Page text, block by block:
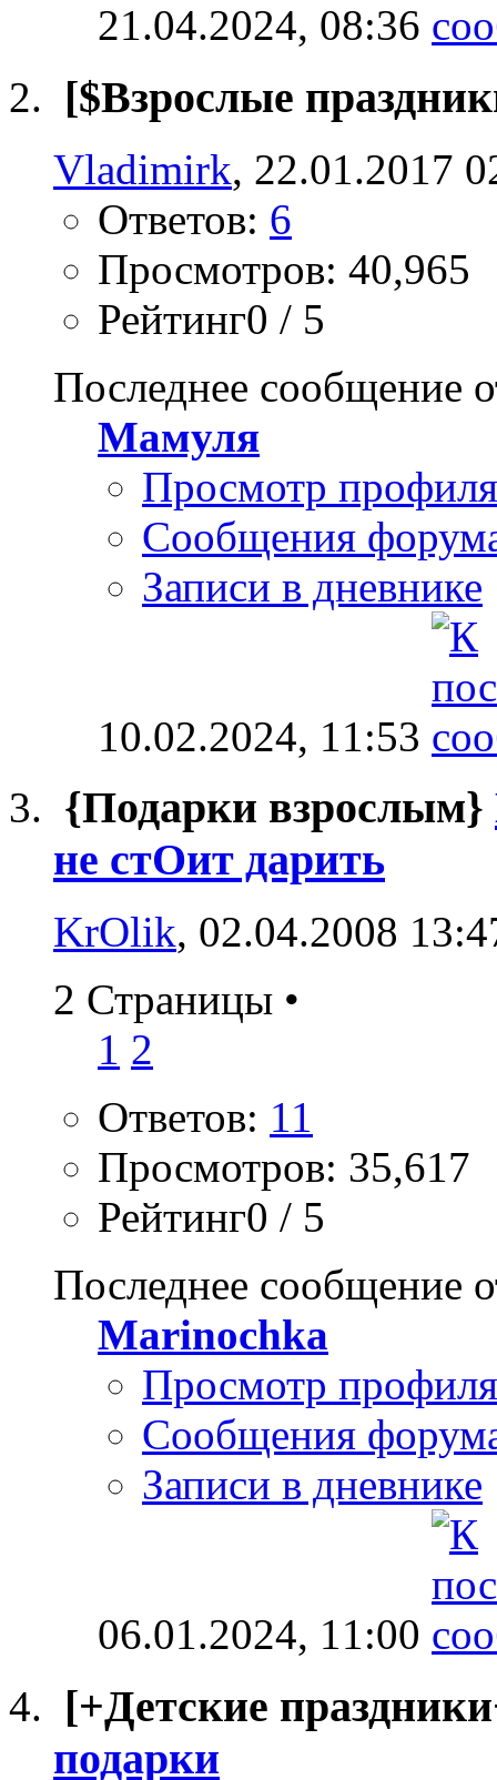
21.04.2024, 08:36
[$Взрослые
Vladimirk, 22.01.2017
Ответов: 6
Просмотров: 40,965
Рейтинг0 / 5
Последнее сообщение
Мамуля
Просмотр профиля
Сообщения
Записи в дневнике
10.02.2024, 11:53
{Подарки взрослым}
не стОит дарить
KrOlik, 02.04.2008
2 Страницы •
1 2
Ответов: 11
Просмотров: 35,617
Рейтинг0 / 5
Последнее сообщение
Marinochka
Просмотр профиля
Сообщения
Записи в дневнике
06.01.2024, 11:00
[+Детские
подарки